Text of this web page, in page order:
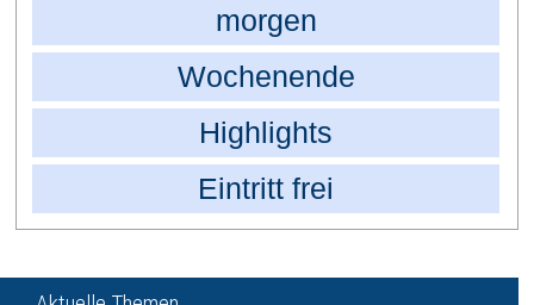
morgen
Wochenende
Highlights
Eintritt frei